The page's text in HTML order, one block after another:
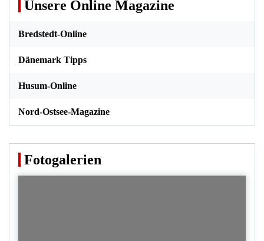
Unsere Online Magazine
Bredstedt-Online
Dänemark Tipps
Husum-Online
Nord-Ostsee-Magazine
Fotogalerien